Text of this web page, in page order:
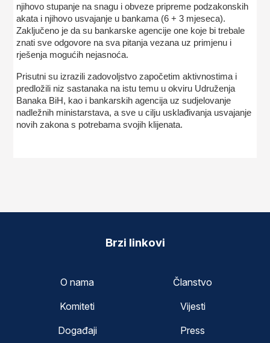
njihovo stupanje na snagu i obveze pripreme podzakonskih
akata i njihovo usvajanje u bankama (6 + 3 mjeseca).
Zaključeno je da su bankarske agencije one koje bi trebale
znati sve odgovore na sva pitanja vezana uz primjenu i
rješenja mogućih nejasnoća.
Prisutni su izrazili zadovoljstvo započetim aktivnostima i
predložili niz sastanaka na istu temu u okviru Udruženja
Banaka BiH, kao i bankarskih agencija uz sudjelovanje
nadležnih ministarstava, a sve u cilju usklađivanja usvajanje
novih zakona s potrebama svojih klijenata.
Brzi linkovi
O nama
Članstvo
Komiteti
Vijesti
Događaji
Press